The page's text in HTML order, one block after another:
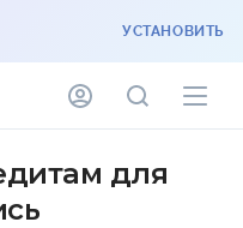
УСТАНОВИТЬ
для